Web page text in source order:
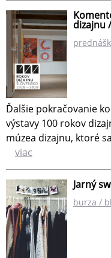
dizajnu
Ďalšie pokračovanie
výstavy 100 rokov
múzea dizajnu, ktoré
viac
Jarný
burza /